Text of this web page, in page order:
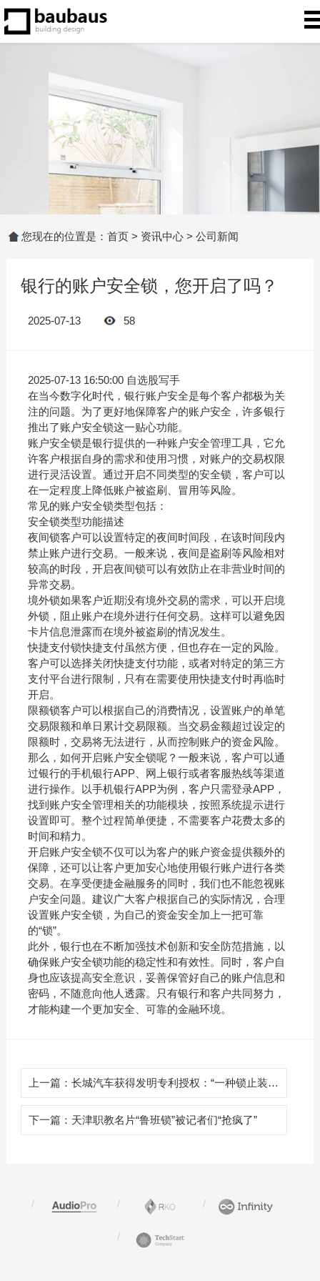
您现在的位置是： 首页 > 资讯中心 > 公司新闻
银行的账户安全锁，您开启了吗？
2025-07-13 58
2025-07-13 16:50:00 自选股写手
在当今数字化时代，银行账户安全是每个客户都极为关
注的问题。为了更好地保障客户的账户安全，许多银行
推出了账户安全锁这一贴心功能。
账户安全锁是银行提供的一种账户安全管理工具，它允
许客户根据自身的需求和使用习惯，对账户的交易权限
进行灵活设置。通过开启不同类型的安全锁，客户可以
在一定程度上降低账户被盗刷、冒用等风险。
常见的账户安全锁类型包括：
安全锁类型功能描述
夜间锁客户可以设置特定的夜间时间段，在该时间段内
禁止账户进行交易。一般来说，夜间是盗刷等风险相对
较高的时段，开启夜间锁可以有效防止在非营业时间的
异常交易。
境外锁如果客户近期没有境外交易的需求，可以开启境
外锁，阻止账户在境外进行任何交易。这样可以避免因
卡片信息泄露而在境外被盗刷的情况发生。
快捷支付锁快捷支付虽然方便，但也存在一定的风险。
客户可以选择关闭快捷支付功能，或者对特定的第三方
支付平台进行限制，只有在需要使用快捷支付时再临时
开启。
限额锁客户可以根据自己的消费情况，设置账户的单笔
交易限额和单日累计交易限额。当交易金额超过设定的
限额时，交易将无法进行，从而控制账户的资金风险。
那么，如何开启账户安全锁呢？一般来说，客户可以通
过银行的手机银行APP、网上银行或者客服热线等渠道
进行操作。以手机银行APP为例，客户只需登录APP，
找到账户安全管理相关的功能模块，按照系统提示进行
设置即可。整个过程简单便捷，不需要客户花费太多的
时间和精力。
开启账户安全锁不仅可以为客户的账户资金提供额外的
保障，还可以让客户更加安心地使用银行账户进行各类
交易。在享受便捷金融服务的同时，我们也不能忽视账
户安全问题。建议广大客户根据自己的实际情况，合理
设置账户安全锁，为自己的资金安全加上一把可靠
的“锁”。
此外，银行也在不断加强技术创新和安全防范措施，以
确保账户安全锁功能的稳定性和有效性。同时，客户自
身也应该提高安全意识，妥善保管好自己的账户信息和
密码，不随意向他人透露。只有银行和客户共同努力，
才能构建一个更加安全、可靠的金融环境。
上一篇： 长城汽车获得发明专利授权：“一种锁止装置、电池包总成及车辆”
下一篇： 天津职教名片“鲁班锁”被记者们“抢疯了”